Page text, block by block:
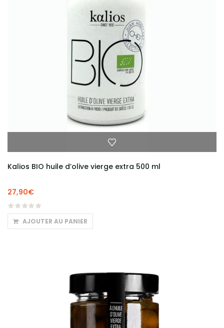
Kalios BIO huile d’olive vierge extra 500 ml
27,90€
AJOUTER AU PANIER